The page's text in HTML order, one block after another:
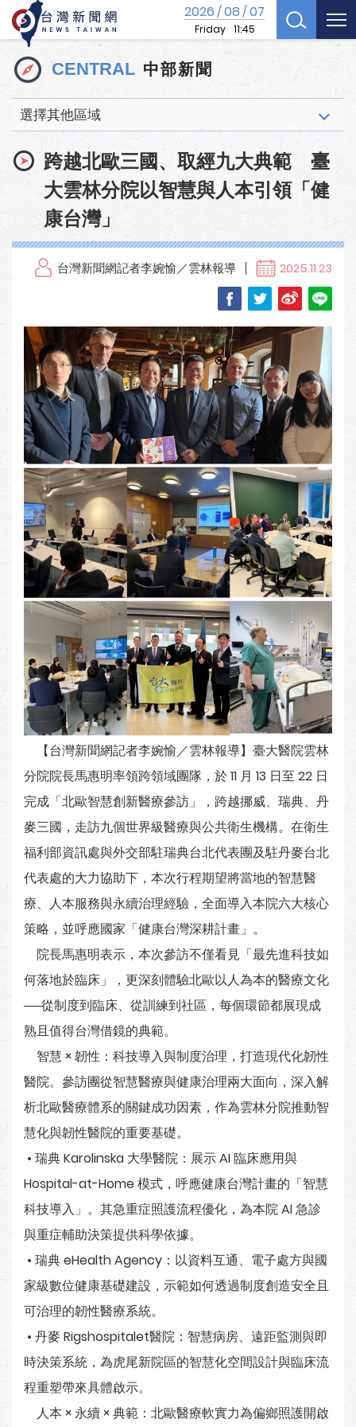
2026/08/07
Friday 11:45
CENTRAL 中部新聞
選擇其他區域
跨越北歐三國、取經九大典範 臺
大雲林分院以智慧與人本引領「健
康台灣」
台灣新聞網記者李婉愉／雲林報導 2025.11.23
【台灣新聞網記者李婉愉／雲林報導】臺大醫院雲林
分院院長馬惠明率領跨領域團隊，於 11 月 13 日至 22 日
完成「北歐智慧創新醫療參訪」，跨越挪威、瑞典、丹
麥三國，走訪九個世界級醫療與公共衛生機構。在衛生
福利部資訊處與外交部駐瑞典台北代表團及駐丹麥台北
代表處的大力協助下，本次行程期望將當地的智慧醫
療、人本服務與永續治理經驗，全面導入本院六大核心
策略，並呼應國家「健康台灣深耕計畫」。
院長馬惠明表示，本次參訪不僅看見「最先進科技如
何落地於臨床」，更深刻體驗北歐以人為本的醫療文化
──從制度到臨床、從訓練到社區，每個環節都展現成
熟且值得台灣借鏡的典範。
智慧 × 韌性：科技導入與制度治理，打造現代化韌性
醫院。參訪團從智慧醫療與健康治理兩大面向，深入解
析北歐醫療體系的關鍵成功因素，作為雲林分院推動智
慧化與韌性醫院的重要基礎。
• 瑞典 Karolinska 大學醫院：展示 AI 臨床應用與
Hospital-at-Home 模式，呼應健康台灣計畫的「智慧
科技導入」。其急重症照護流程優化，為本院 AI 急診
與重症輔助決策提供科學依據。
• 瑞典 eHealth Agency：以資料互通、電子處方與國
家級數位健康基礎建設，示範如何透過制度創造安全且
可治理的韌性醫療系統。
• 丹麥 Rigshospitalet醫院：智慧病房、遠距監測與即
時決策系統，為虎尾新院區的智慧化空間設計與臨床流
程重塑帶來具體啟示。
人本 × 永續 × 典範：北歐醫療軟實力為偏鄉照護開啟